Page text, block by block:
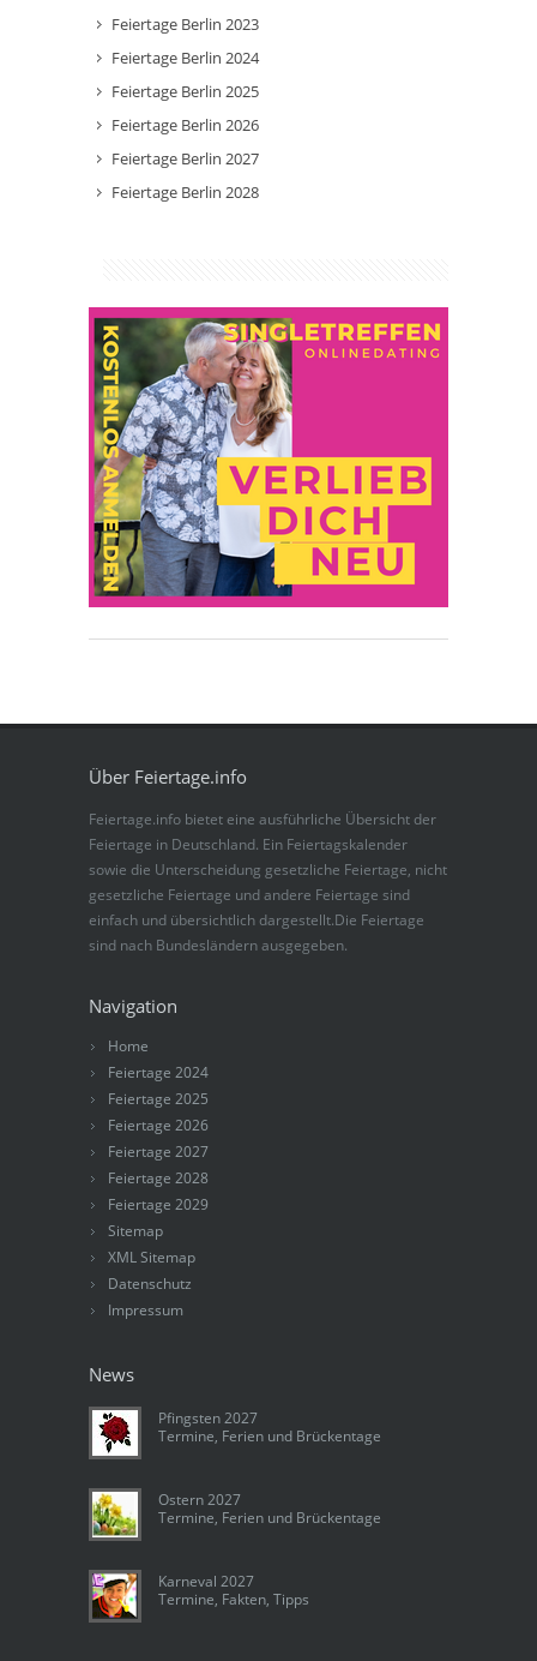
Feiertage Berlin 2023
Feiertage Berlin 2024
Feiertage Berlin 2025
Feiertage Berlin 2026
Feiertage Berlin 2027
Feiertage Berlin 2028
Über Feiertage.info
Feiertage.info bietet eine ausführliche Übersicht der
Feiertage in Deutschland. Ein Feiertagskalender
sowie die Unterscheidung gesetzliche Feiertage, nicht
gesetzliche Feiertage und andere Feiertage sind
einfach und übersichtlich dargestellt.Die Feiertage
sind nach Bundesländern ausgegeben.
Navigation
Home
Feiertage 2024
Feiertage 2025
Feiertage 2026
Feiertage 2027
Feiertage 2028
Feiertage 2029
Sitemap
XML Sitemap
Datenschutz
Impressum
News
Pfingsten 2027
Termine, Ferien und Brückentage
Ostern 2027
Termine, Ferien und Brückentage
Karneval 2027
Termine, Fakten, Tipps